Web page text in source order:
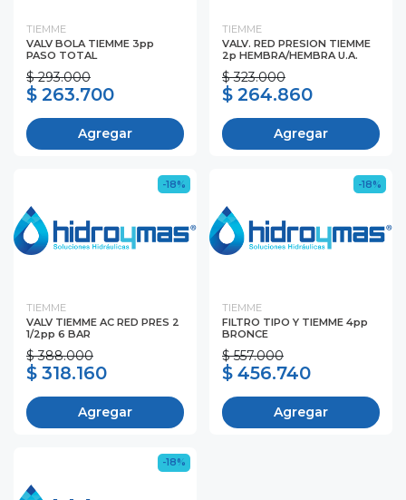
TIEMME
VALV BOLA TIEMME 3pp
PASO TOTAL
$ 293.000
$ 263.700
Agregar
TIEMME
VALV. RED PRESION TIEMME
2p HEMBRA/HEMBRA U.A.
$ 323.000
$ 264.860
Agregar
-18%
TIEMME
VALV TIEMME AC RED PRES 2
1/2pp 6 BAR
$ 388.000
$ 318.160
Agregar
-18%
TIEMME
FILTRO TIPO Y TIEMME 4pp
BRONCE
$ 557.000
$ 456.740
Agregar
-18%